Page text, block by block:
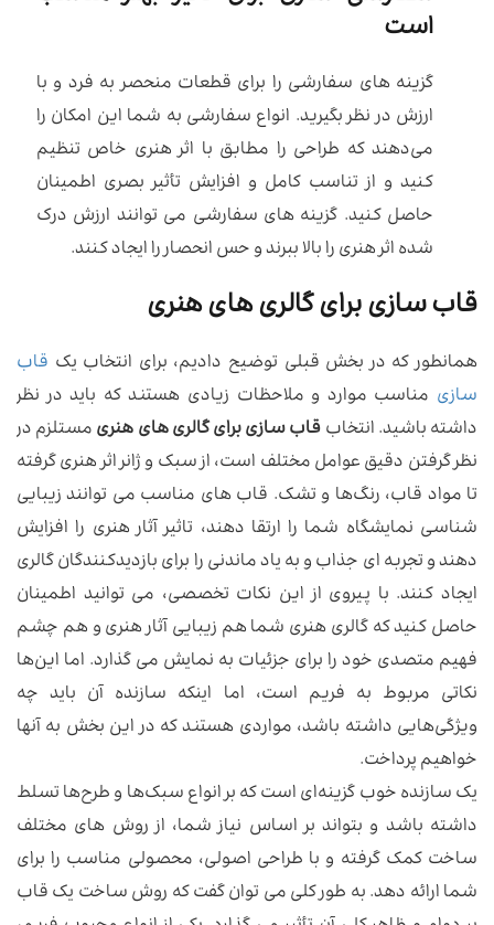
است
گزینه های سفارشی را برای قطعات منحصر به فرد و با
ارزش در نظر بگیرید. انواع سفارشی به شما این امکان را
می‌دهند که طراحی را مطابق با اثر هنری خاص تنظیم
کنید و از تناسب کامل و افزایش تأثیر بصری اطمینان
حاصل کنید. گزینه های سفارشی می توانند ارزش درک
شده اثر هنری را بالا ببرند و حس انحصار را ایجاد کنند.
قاب سازی برای گالری های هنری
همانطور که در بخش قبلی توضیح دادیم، برای انتخاب یک قاب
سازی مناسب موارد و ملاحظات زیادی هستند که باید در نظر
داشته باشید. انتخابقاب سازی برای گالری های هنریمستلزم در
نظر گرفتن دقیق عوامل مختلف است، از سبک و ژانر اثر هنری گرفته
تا مواد قاب، رنگ‌ها و تشک. قاب های مناسب می توانند زیبایی
شناسی نمایشگاه شما را ارتقا دهند، تاثیر آثار هنری را افزایش
دهند و تجربه ای جذاب و به یاد ماندنی را برای بازدیدکنندگان گالری
ایجاد کنند. با پیروی از این نکات تخصصی، می توانید اطمینان
حاصل کنید که گالری هنری شما هم زیبایی آثار هنری و هم چشم
فهیم متصدی خود را برای جزئیات به نمایش می گذارد. اما این‌ها
نکاتی مربوط به فریم است، اما اینکه سازنده آن باید چه
ویژگی‌هایی داشته باشد، مواردی هستند که در این بخش به آنها
خواهیم پرداخت.
یک سازنده خوب گزینه‌ای است که بر انواع سبک‌ها و طرح‌ها تسلط
داشته باشد و بتواند بر اساس نیاز شما، از روش های مختلف
ساخت کمک گرفته و با طراحی اصولی، محصولی مناسب را برای
شما ارائه دهد. به طور کلی می توان گفت که روش ساخت یک قاب